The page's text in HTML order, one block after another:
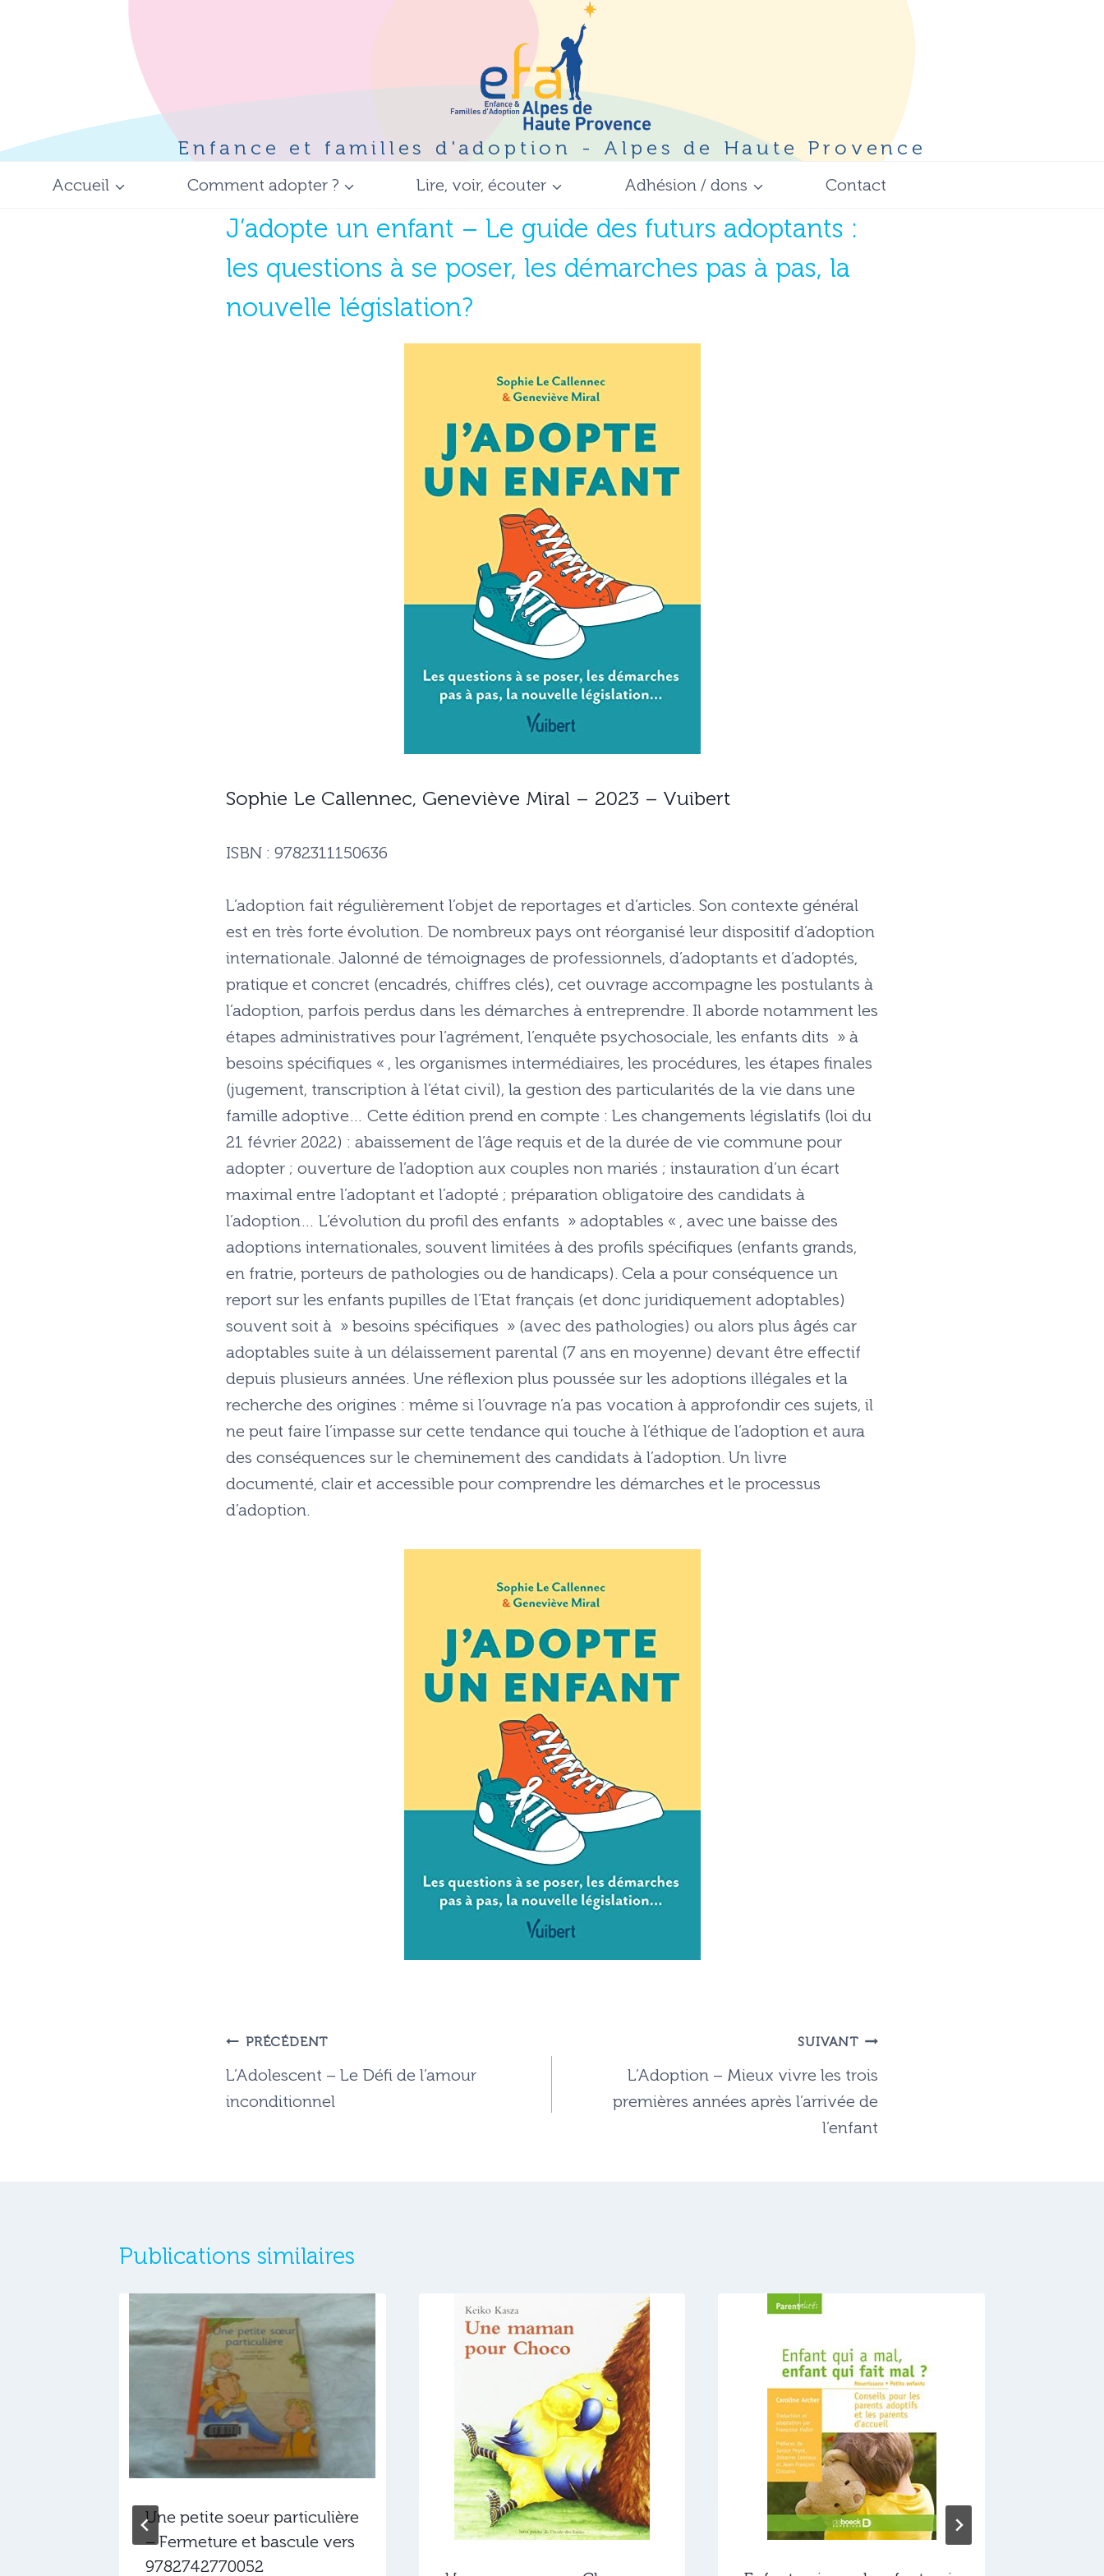
Enfance et familles d'adoption - Alpes de Haute Provence
Accueil Comment adopter ? Lire, voir, écouter Adhésion / dons Contact
J’adopte un enfant – Le guide des futurs adoptants :
les questions à se poser, les démarches pas à pas, la
nouvelle législation?
Sophie Le Callennec, Geneviève Miral – 2023 – Vuibert
ISBN : 9782311150636
L’adoption fait régulièrement l’objet de reportages et d’articles. Son contexte général
est en très forte évolution. De nombreux pays ont réorganisé leur dispositif d’adoption
internationale. Jalonné de témoignages de professionnels, d’adoptants et d’adoptés,
pratique et concret (encadrés, chiffres clés), cet ouvrage accompagne les postulants à
l’adoption, parfois perdus dans les démarches à entreprendre. Il aborde notamment les
étapes administratives pour l’agrément, l’enquête psychosociale, les enfants dits » à
besoins spécifiques « , les organismes intermédiaires, les procédures, les étapes finales
(jugement, transcription à l’état civil), la gestion des particularités de la vie dans une
famille adoptive… Cette édition prend en compte : Les changements législatifs (loi du
21 février 2022) : abaissement de l’âge requis et de la durée de vie commune pour
adopter ; ouverture de l’adoption aux couples non mariés ; instauration d’un écart
maximal entre l’adoptant et l’adopté ; préparation obligatoire des candidats à
l’adoption… L’évolution du profil des enfants » adoptables « , avec une baisse des
adoptions internationales, souvent limitées à des profils spécifiques (enfants grands,
en fratrie, porteurs de pathologies ou de handicaps). Cela a pour conséquence un
report sur les enfants pupilles de l’Etat français (et donc juridiquement adoptables)
souvent soit à » besoins spécifiques » (avec des pathologies) ou alors plus âgés car
adoptables suite à un délaissement parental (7 ans en moyenne) devant être effectif
depuis plusieurs années. Une réflexion plus poussée sur les adoptions illégales et la
recherche des origines : même si l’ouvrage n’a pas vocation à approfondir ces sujets, il
ne peut faire l’impasse sur cette tendance qui touche à l’éthique de l’adoption et aura
des conséquences sur le cheminement des candidats à l’adoption. Un livre
documenté, clair et accessible pour comprendre les démarches et le processus
d’adoption.
Navigation
de
l’article
PRÉCÉDENT
L’Adolescent – Le Défi de l’amour
inconditionnel
SUIVANT
L’Adoption – Mieux vivre les trois
premières années après l’arrivée de
l’enfant
Publications similaires
Une petite soeur particulière
– Fermeture et bascule vers
9782742770052